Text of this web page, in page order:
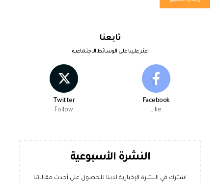
تابعنا
اعثر علينا على الوسائط الاجتماعية
Facebook
Like
Twitter
Follow
النشرة الأسبوعية
اشترك في النشرة الإخبارية لدينا للحصول على أحدث مقالاتنا